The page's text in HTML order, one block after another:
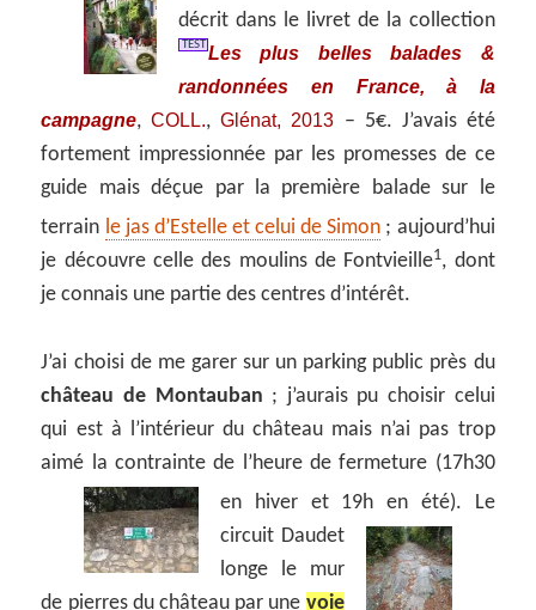
décrit dans le livret de la collection
TESTLes plus belles balades &
randonnées en France, à la
campagne,COLL.,Glénat, 2013 – 5€. J’avais été
fortement impressionnée par les promesses de ce
guide mais déçue par la première balade sur le
terrain le jas d’Estelle et celui de Simon ; aujourd’hui
je découvre celle des moulins de Fontvieille1, dont
je connais une partie des centres d’intérêt.
J’ai choisi de me garer sur un parking public près du
château de Montauban ; j’aurais pu choisir celui
qui est à l’intérieur du château mais n’ai pas trop
aimé la contrainte de l’heure de fermeture (17h30
en hiver et 19h en été). Le
circuit Daudet
longe le mur
de pierres du château par une voie